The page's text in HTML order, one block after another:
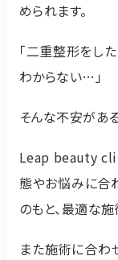
められます。
「二重整形をし
わからない…」
そんな不安があ
Leap beauty
態やお悩みに合
のもと、最適な
また施術に合わ